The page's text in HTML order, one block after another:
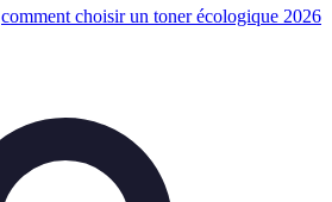
comment choisir un toner écologique 2026